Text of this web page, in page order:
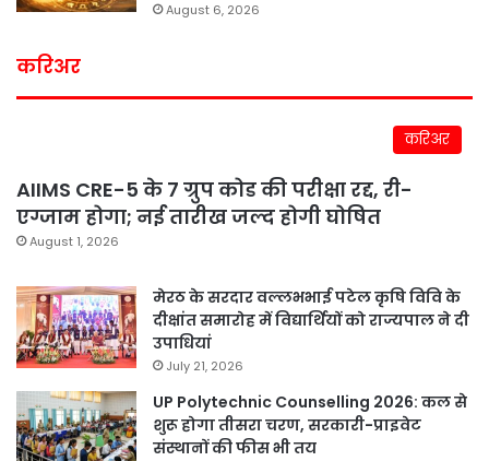
August 6, 2026
करिअर
करिअर
AIIMS CRE-5 के 7 ग्रुप कोड की परीक्षा रद्द, री-
एग्जाम होगा; नई तारीख जल्द होगी घोषित
August 1, 2026
मेरठ के सरदार वल्लभभाई पटेल कृषि विवि के
दीक्षांत समारोह में विद्यार्थियों को राज्यपाल ने दी
उपाधियां
July 21, 2026
UP Polytechnic Counselling 2026: कल से
शुरू होगा तीसरा चरण, सरकारी-प्राइवेट
संस्थानों की फीस भी तय